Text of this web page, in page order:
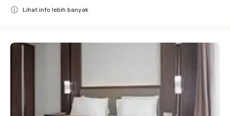
Lihat info lebih banyak